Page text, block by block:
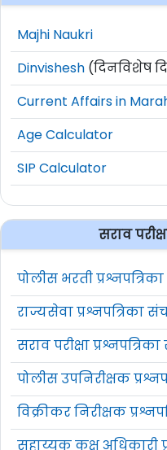
Majhi Naukri
Dinvishesh (दिनविशेष
Current Affairs in
Age Calculator
SIP Calculator
सराव
पोलीस भरती
राज्यसेवा प्रश्नपत्रिका
सराव परीक्षा
पोलीस उपनिरीक्षक
विक्रीकर निरीक्षक
सहाय्यक कक्ष अधिकारी